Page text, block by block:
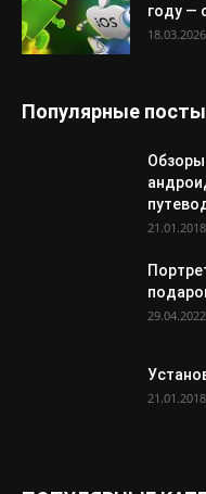
году —
18.03.2026
Популярные посты
Обзоры
21.01.2018
29.04.2022
21.01.2018